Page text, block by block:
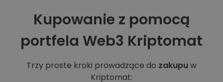
Kupowanie z pomocą
portfela Web3 Kriptomat
Trzy proste kroki prowadzące do zakupuw
Kriptomat: